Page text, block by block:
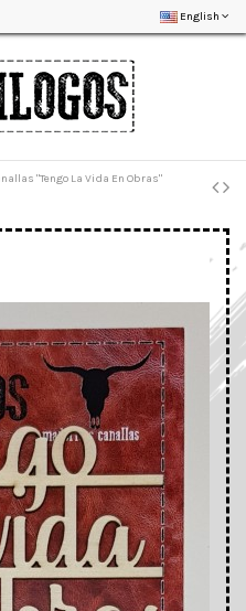
English
"Tengo La Vida En Obras"